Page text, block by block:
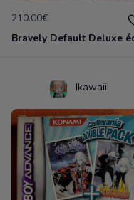
210.00€
Ikawaiii